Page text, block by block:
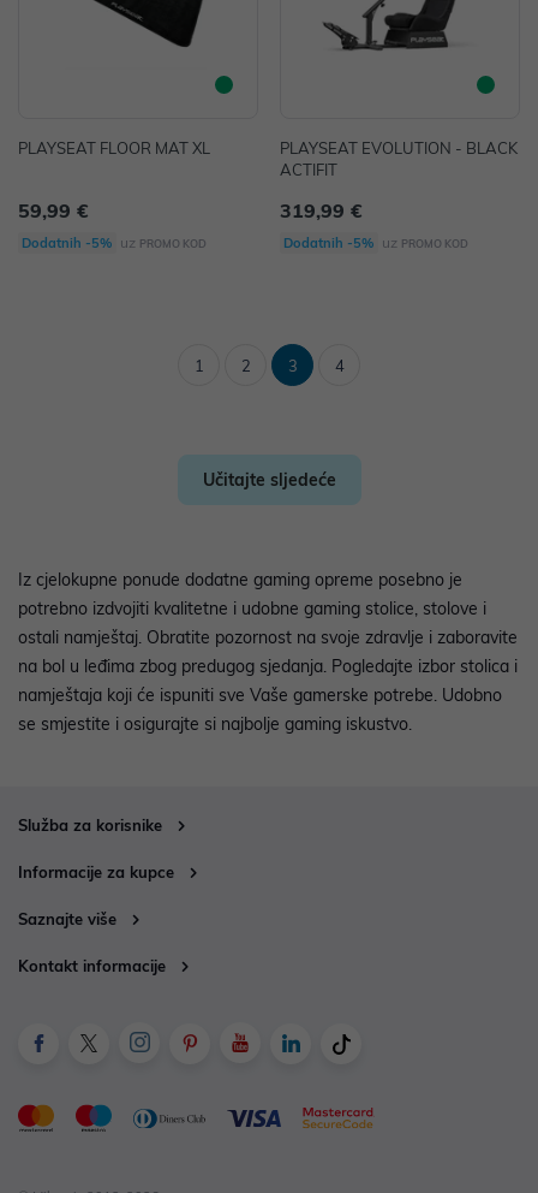
PLAYSEAT FLOOR MAT XL
59,99 €
Dodatnih -5% uz PROMO KOD
PLAYSEAT EVOLUTION - BLACK
ACTIFIT
319,99 €
Dodatnih -5% uz PROMO KOD
1 2 3 4
Učitajte sljedeće
Iz cjelokupne ponude dodatne gaming opreme posebno je
potrebno izdvojiti kvalitetne i udobne gaming stolice, stolove i
ostali namještaj. Obratite pozornost na svoje zdravlje i zaboravite
na bol u leđima zbog predugog sjedanja. Pogledajte izbor stolica i
namještaja koji će ispuniti sve Vaše gamerske potrebe. Udobno
se smjestite i osigurajte si najbolje gaming iskustvo.
Služba za korisnike
Informacije za kupce
Saznajte više
Kontakt informacije